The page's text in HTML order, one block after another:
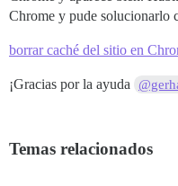
Chrome y pude solucionarlo
borrar caché del sitio en
¡Gracias por la ayuda
Temas relacionados